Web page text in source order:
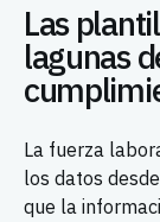
Las
lagunas
La fuerza
los datos
que la